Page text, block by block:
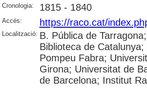
Cronologia: 1815 - 1840
Accés: https://raco.cat/
Localització: B. Pública de
Biblioteca de
Pompeu Fabra;
Girona; Universitat de
de Barcelona; Institut